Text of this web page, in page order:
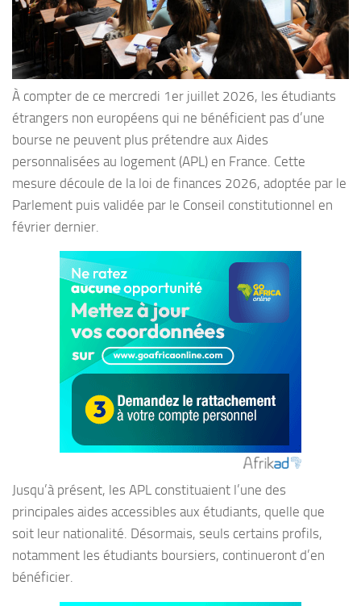
À compter de ce mercredi 1er juillet 2026, les étudiants
étrangers non européens qui ne bénéficient pas d’une
bourse ne peuvent plus prétendre aux Aides
personnalisées au logement (APL) en France. Cette
mesure découle de la loi de finances 2026, adoptée par le
Parlement puis validée par le Conseil constitutionnel en
février dernier.
Jusqu’à présent, les APL constituaient l’une des
principales aides accessibles aux étudiants, quelle que
soit leur nationalité. Désormais, seuls certains profils,
notamment les étudiants boursiers, continueront d’en
bénéficier.